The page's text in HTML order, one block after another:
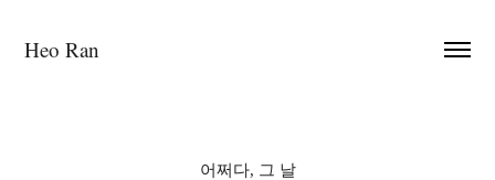
Heo Ran
어쩌다, 그 날